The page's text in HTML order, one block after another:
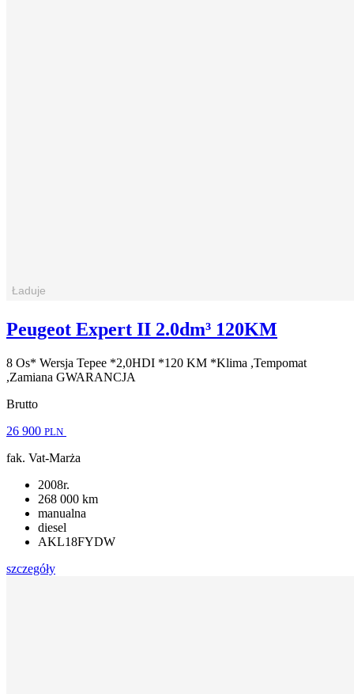
Peugeot Expert II 2.0dm³ 120KM
8 Os* Wersja Tepee *2,0HDI *120 KM *Klima ,Tempomat
,Zamiana GWARANCJA
Brutto
26 900 PLN
fak. Vat-Marża
2008r.
268 000 km
manualna
diesel
AKL18FYDW
szczegóły